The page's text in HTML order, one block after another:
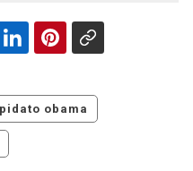
pidato obama